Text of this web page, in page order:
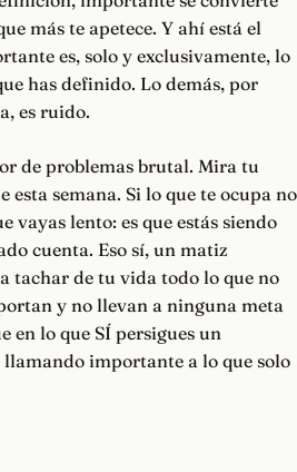
más te apetece. Y ahí está el
es, solo y exclusivamente, lo
has definido. Lo demás, por
es ruido.
de problemas brutal. Mira tu
esta semana. Si lo que te ocupa no
vayas lento: es que estás siendo
cuenta. Eso sí, un matiz
tachar de tu vida todo lo que no
y no llevan a ninguna meta
en lo que SÍ persigues un
llamando importante a lo que solo